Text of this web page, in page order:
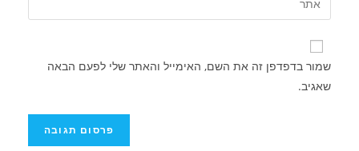
שמור בדפדפן זה את השם, האימייל והאתר שלי לפעם הבאה
שאגיב.